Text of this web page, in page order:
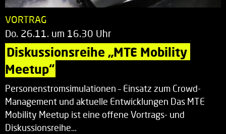
VORTRAG
Do. 26.11. um 16.30 Uhr
Diskussionsreihe „MTE Mobility
Meetup“
Personenstromsimulationen – Einsatz zum Crowd-
Management und aktuelle Entwicklungen Das MTE
Mobility Meetup ist eine offene Vortrags- und
Diskussionsreihe…